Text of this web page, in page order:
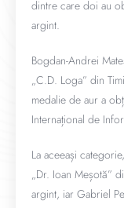
dintre care doi au
argint.
Bogdan-Andrei
„C.D. Loga” din
medalie de aur a
Internațional de
La aceeași
„Dr. Ioan Meșotă”
argint, iar Gabriel